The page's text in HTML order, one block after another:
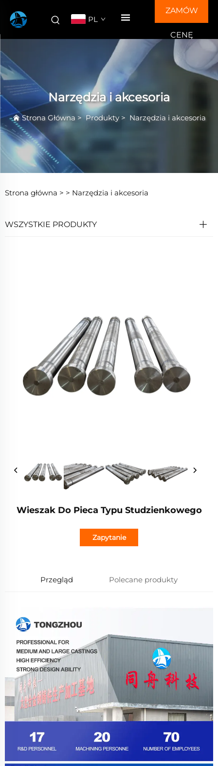
PL
ZAMÓW
CENĘ
Narzędzia i akcesoria
Strona Główna >Produkty> Narzędzia i akcesoria
Strona główna > > Narzędzia i akcesoria
WSZYSTKIE PRODUKTY
Wieszak Do Pieca Typu Studzienkowego
Zapytanie
Przegląd Polecane produkty